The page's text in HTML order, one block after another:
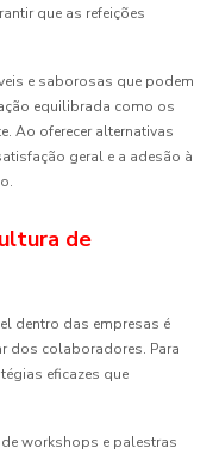
que as refeições
e saborosas que podem
equilibrada como os
Ao oferecer alternativas
geral e a adesão à
de
dentro das empresas é
dos colaboradores. Para
eficazes que
workshops e palestras